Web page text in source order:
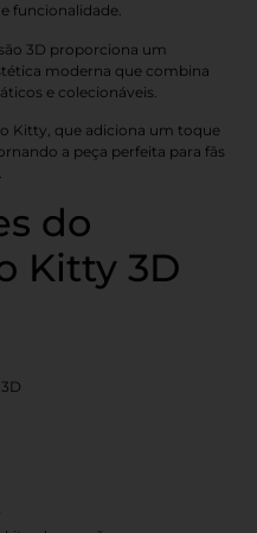
funcionalidade.
3D proporciona um
moderna que combina
e colecionáveis.
Kitty, que adiciona um toque
a peça perfeita para fãs
do
Kitty 3D